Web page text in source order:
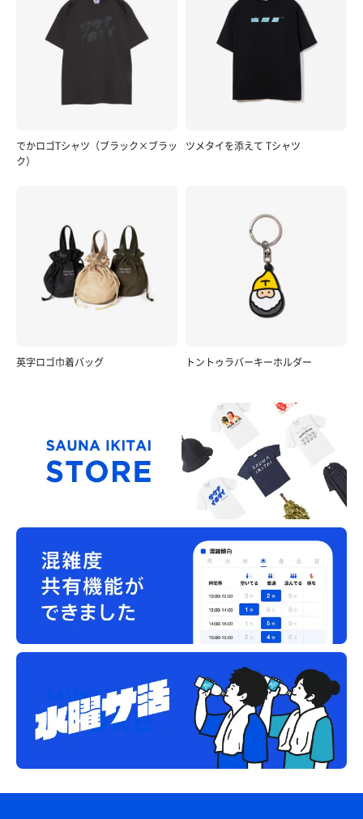
でかロゴTシャツ（ブラック×ブラッ
ク）
ツメタイを添えて Tシャツ
英字ロゴ巾着バッグ トントゥラバーキーホルダー